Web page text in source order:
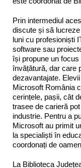
Prin intermediul
discute și să
luni cu profesioniști
software sau
își propune un
învățătură, dar care
dezavantajate.
Microsoft România
cerințele, pașii, cât
trasee de carieră
industrie. Pentru a
Microsoft au primit
la specialiști în
coordonați de
La Biblioteca